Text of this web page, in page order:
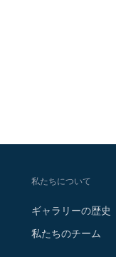
私たちについて
ギャラリーの歴史
私たちのチーム